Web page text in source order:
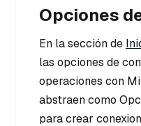
Opciones
En la sección de
las opciones de
operaciones con
abstraen como
para crear